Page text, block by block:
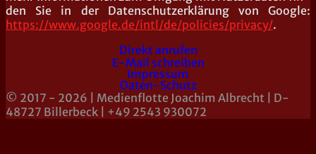
den Sie in der Daten­schutz­er­klä­rung von Goog­le:
https://www.google.de/intl/de/policies/privacy/.
Direkt anrufen
E-Mail schreiben
Impressum
Daten-Schutz
© 2017 - 2026 | Medienflotte Joachim Albrecht | D-
48727 Billerbeck | +49 2543 930072